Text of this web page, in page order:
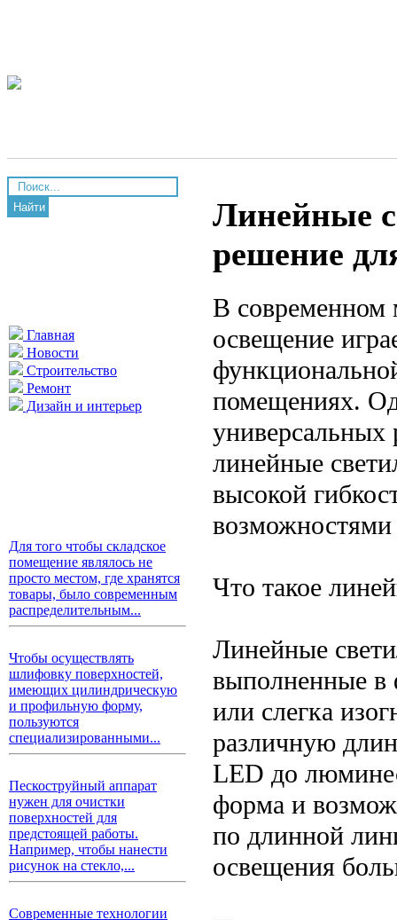
Найти
Главная
Новости
Строительство
Ремонт
Дизайн и интерьер
Для того чтобы складское
помещение являлось не
просто местом, где хранятся
товары, было современным
распределительным...
Чтобы осуществлять
шлифовку поверхностей,
имеющих цилиндрическую
и профильную форму,
пользуются
специализированными...
Пескоструйный аппарат
нужен для очистки
поверхностей для
предстоящей работы.
Например, чтобы нанести
рисунок на стекло,...
Современные технологии
Линейные
решение
В современном
освещение
помещениях.
универсальных
линейные
высокой
Что такое
Линейные
выполненные
или слегка
различную
LED до
форма и
по длинной
освещения